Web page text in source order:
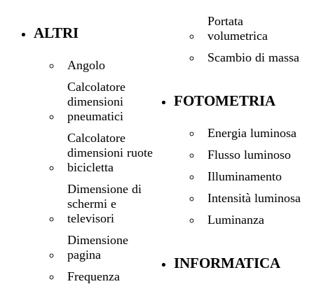
ALTRI
Angolo
Calcolatore
dimensioni
pneumatici
Calcolatore
dimensioni ruote
bicicletta
Dimensione di
schermi e
televisori
Dimensione
pagina
Frequenza
Portata
volumetrica
Scambio di massa
FOTOMETRIA
Energia luminosa
Flusso luminoso
Illuminamento
Intensità luminosa
Luminanza
INFORMATICA